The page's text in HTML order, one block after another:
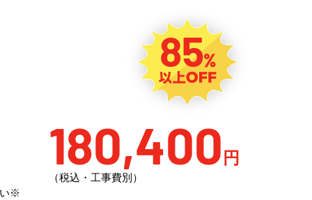
85
180,400円
（税込・工事費別）
※